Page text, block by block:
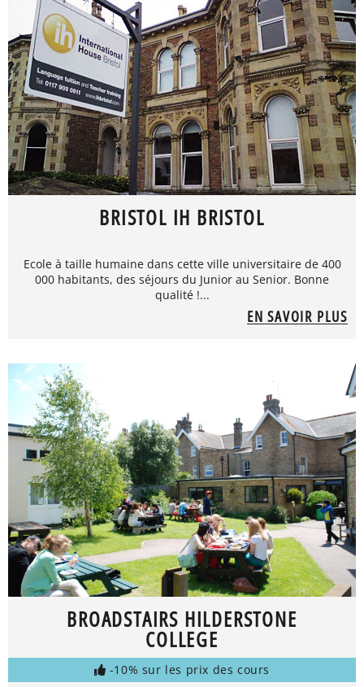
BRISTOL IH BRISTOL
Ecole à taille humaine dans cette ville universitaire de 400
000 habitants, des séjours du Junior au Senior. Bonne
qualité !...
EN SAVOIR PLUS
BROADSTAIRS HILDERSTONE
COLLEGE
-10% sur les prix des cours